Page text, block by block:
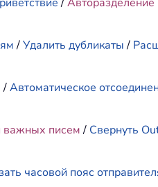
/Удалить дубликаты/
/Автоматическое
важных писем/ Свернуть
часовой пояс